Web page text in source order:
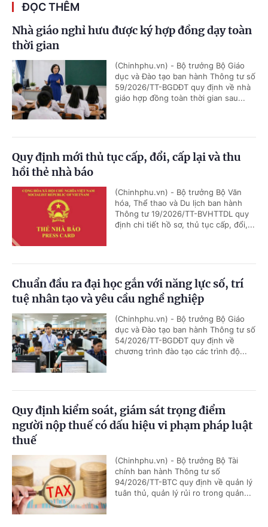
ĐỌC THÊM
Nhà giáo nghỉ hưu được ký hợp đồng dạy toàn
thời gian
(Chinhphu.vn) - Bộ trưởng Bộ Giáo
dục và Đào tạo ban hành Thông tư số
59/2026/TT-BGDĐT quy định về nhà
giáo hợp đồng toàn thời gian sau...
Quy định mới thủ tục cấp, đổi, cấp lại và thu
hồi thẻ nhà báo
(Chinhphu.vn) - Bộ trưởng Bộ Văn
hóa, Thể thao và Du lịch ban hành
Thông tư 19/2026/TT-BVHTTDL quy
định chi tiết hồ sơ, thủ tục cấp, đổi,...
Chuẩn đầu ra đại học gắn với năng lực số, trí
tuệ nhân tạo và yêu cầu nghề nghiệp
(Chinhphu.vn) - Bộ trưởng Bộ Giáo
dục và Đào tạo ban hành Thông tư số
54/2026/TT-BGDĐT quy định về
chương trình đào tạo các trình độ...
Quy định kiểm soát, giám sát trọng điểm
người nộp thuế có dấu hiệu vi phạm pháp luật
thuế
(Chinhphu.vn) - Bộ trưởng Bộ Tài
chính ban hành Thông tư số
94/2026/TT-BTC quy định về quản lý
tuân thủ, quản lý rủi ro trong quản...